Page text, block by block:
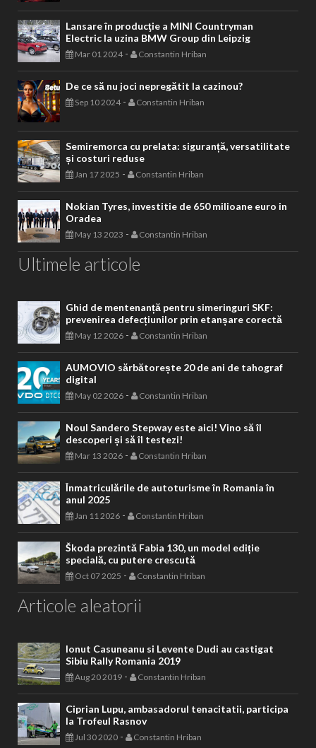
Lansare în producţie a MINI Countryman
Electric la uzina BMW Group din Leipzig
Mar 01 2024- Constantin Hriban
De ce să nu joci nepregătit la cazinou?
Sep 10 2024- Constantin Hriban
Semiremorca cu prelata: siguranță, versatilitate
și costuri reduse
Jan 17 2025 - Constantin Hriban
Nokian Tyres, investitie de 650 milioane euro in
Oradea
May 13 2023 - Constantin Hriban
Ultimele articole
Ghid de mentenanță pentru simeringuri SKF:
prevenirea defecțiunilor prin etanșare corectă
May 12 2026 - Constantin Hriban
AUMOVIO sărbătorește 20 de ani de tahograf
digital
May 02 2026 - Constantin Hriban
Noul Sandero Stepway este aici! Vino să îl
descoperi și să îl testezi!
Mar 13 2026 - Constantin Hriban
Înmatriculările de autoturisme în Romania în
anul 2025
Jan 11 2026 - Constantin Hriban
Škoda prezintă Fabia 130, un model ediție
specială, cu putere crescută
Oct 07 2025 - Constantin Hriban
Articole aleatorii
Ionut Casuneanu si Levente Dudi au castigat
Sibiu Rally Romania 2019
Aug 20 2019 - Constantin Hriban
Ciprian Lupu, ambasadorul tenacitatii, participa
la Trofeul Rasnov
Jul 30 2020 - Constantin Hriban